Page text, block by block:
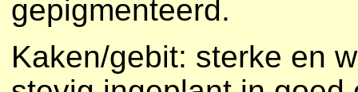
gepigmenteerd.
Kaken/gebit: sterke en